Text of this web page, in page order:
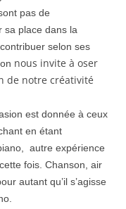
pas de
sa place dans la
selon ses
nous invite à oser
de notre créativité
est donnée à ceux
en étant
autre expérience
fois. Chanson, air
autant qu’il s’agisse